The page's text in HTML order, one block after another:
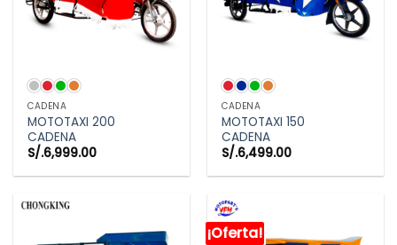
CADENA
MOTOTAXI 200
CADENA
S/.6,999.00
CADENA
MOTOTAXI 150
CADENA
S/.6,499.00
¡Oferta!